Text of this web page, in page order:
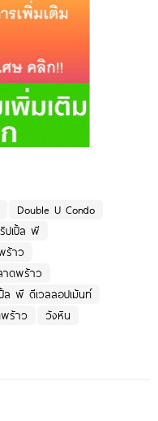
Double U Condo
ปเปิ้ล พี
ร้าว
าดพร้าว
ล พี ดีเวลลอปเม้นท์
ร้าว วังหิน